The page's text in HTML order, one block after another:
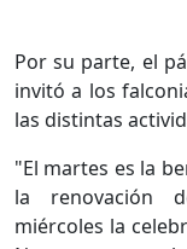
Por su parte, el
invitó a los
las distintas
"El martes es la
la renovación
miércoles la